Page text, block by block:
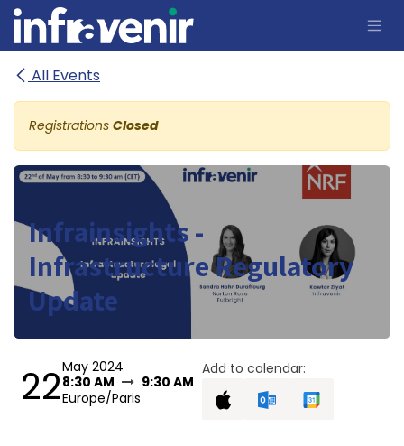
Skip to Content
All Events
Registrations Closed
Infrainsights -
Infrastructure Regulatory
Update
22May 2024
8:30 AM
9:30 AM
Europe/Paris
Add to calendar: